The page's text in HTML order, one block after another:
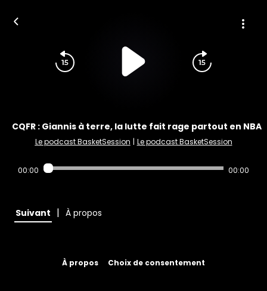
CQFR : Giannis à terre, la lutte fait rage partout en NBA
Le podcast BasketSession | Le podcast BasketSession
00:00 00:00
Suivant | À propos
À propos Choix de consentement